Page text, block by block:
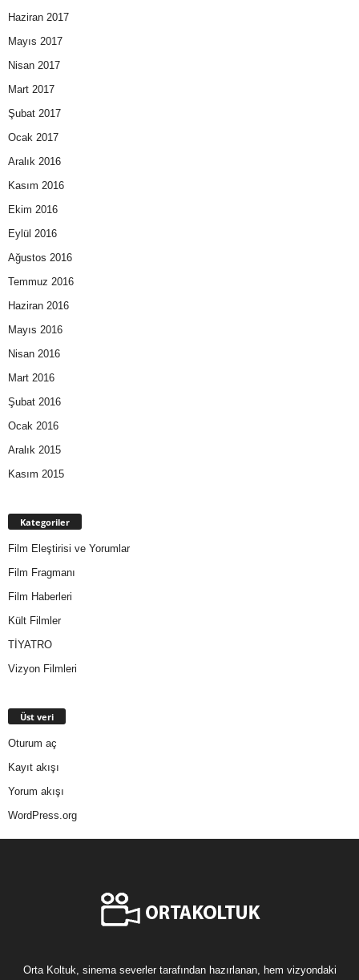
Haziran 2017
Mayıs 2017
Nisan 2017
Mart 2017
Şubat 2017
Ocak 2017
Aralık 2016
Kasım 2016
Ekim 2016
Eylül 2016
Ağustos 2016
Temmuz 2016
Haziran 2016
Mayıs 2016
Nisan 2016
Mart 2016
Şubat 2016
Ocak 2016
Aralık 2015
Kasım 2015
Kategoriler
Film Eleştirisi ve Yorumlar
Film Fragmanı
Film Haberleri
Kült Filmler
TİYATRO
Vizyon Filmleri
Üst veri
Oturum aç
Kayıt akışı
Yorum akışı
WordPress.org
Orta Koltuk, sinema severler tarafından hazırlanan, hem vizyondaki